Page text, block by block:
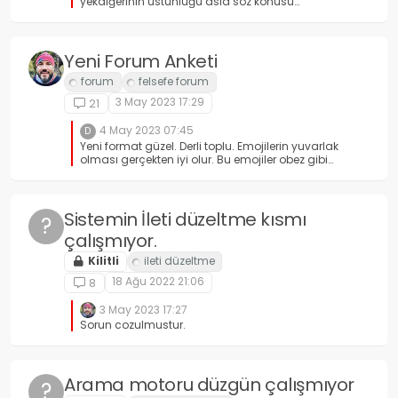
yalanlamış oluruz; bu bağlamda, düşünceler
diyalektik bir yöntemle tartışılmayıp bir diğerini
küçümseme temelinde açıklamalar ile
sürdürüldüğünde kısır bir döngüden çıkamayız
ve bir karşı düşünce de üretemeyiz.
küçümsemeden düşünceleri açıklamak o
dakar zor değil...
Yeni Forum Anketi
21 3 May 2023 17:29
D
4 May 2023 07:45
Yeni format güzel. Derli toplu. Emojilerin yuvarlak
olması gerçekten iyi olur. Bu emojiler obez gibi
? Sistemin İleti düzeltme kısmı
çalışmıyor.
Kilitli
8
18 Ağu 2022 21:06
3 May 2023 17:27
Sorun cozulmustur.
? Arama motoru düzgün çalışmıyor